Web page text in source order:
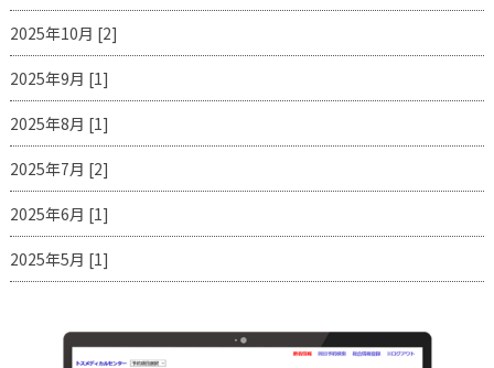
2025年10月 [2]
2025年9月 [1]
2025年8月 [1]
2025年7月 [2]
2025年6月 [1]
2025年5月 [1]